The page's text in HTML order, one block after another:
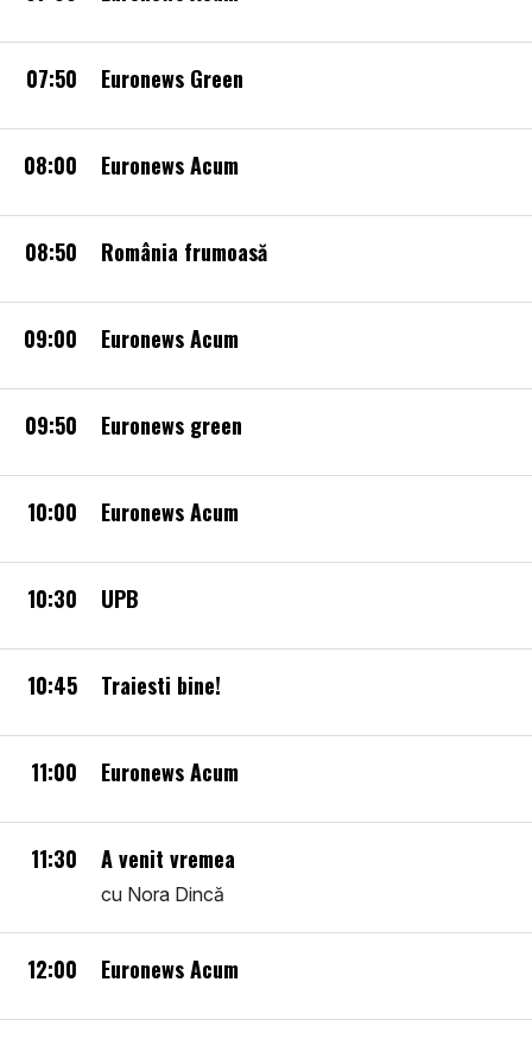
07:50 Euronews Green
08:00 Euronews Acum
08:50 România frumoasă
09:00 Euronews Acum
09:50 Euronews green
10:00 Euronews Acum
10:30 UPB
10:45 Traiesti bine!
11:00 Euronews Acum
11:30 A venit vremea
cu Nora Dincă
12:00 Euronews Acum